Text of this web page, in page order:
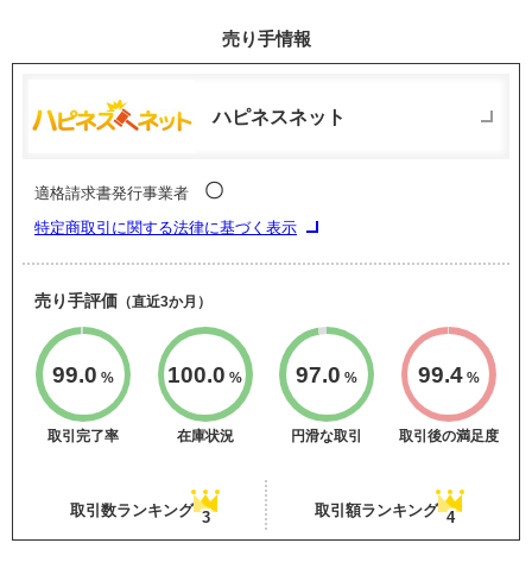
売り手情報
ハピネスネット
適格請求書発行事業者 〇
特定商取引に関する法律に基づく表示
売り手評価 （直近3か月）
99.0 %
取引完了率
100.0 %
在庫状況
97.0 %
円滑な取引
99.4%
取引後の満足度
取引数ランキング 3 取引額ランキング 4